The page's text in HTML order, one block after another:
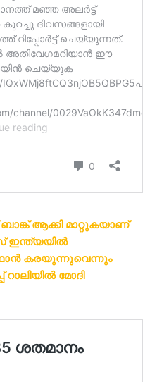
ബാങ്ക് ആക്കി മാറ്റുകയാണ്
ഇന്ത്യയിൽ
കരയുന്നുവെന്നും
മോദി